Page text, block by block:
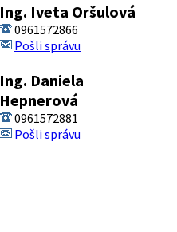
Ing. Iveta Oršulová
0961572866
Pošli správu
Ing. Daniela
Hepnerová
0961572881
Pošli správu